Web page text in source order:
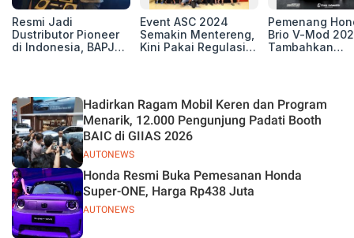
Resmi Jadi
Dustributor Pioneer
di Indonesia, BAPJ
Event ASC 2024
Semakin Mentereng,
Kini Pakai Regulasi
Pemenang
Brio V-Mod
Tambahkan
AUTONEWS
Hadirkan Ragam Mobil Keren dan Program
Menarik, 12.000 Pengunjung Padati Booth
BAIC di GIIAS 2026
AUTONEWS
Honda Resmi Buka Pemesanan Honda
Super-ONE, Harga Rp438 Juta